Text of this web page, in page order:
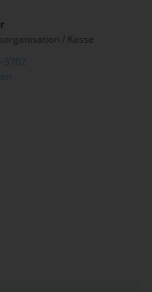
/ Kasse
3702